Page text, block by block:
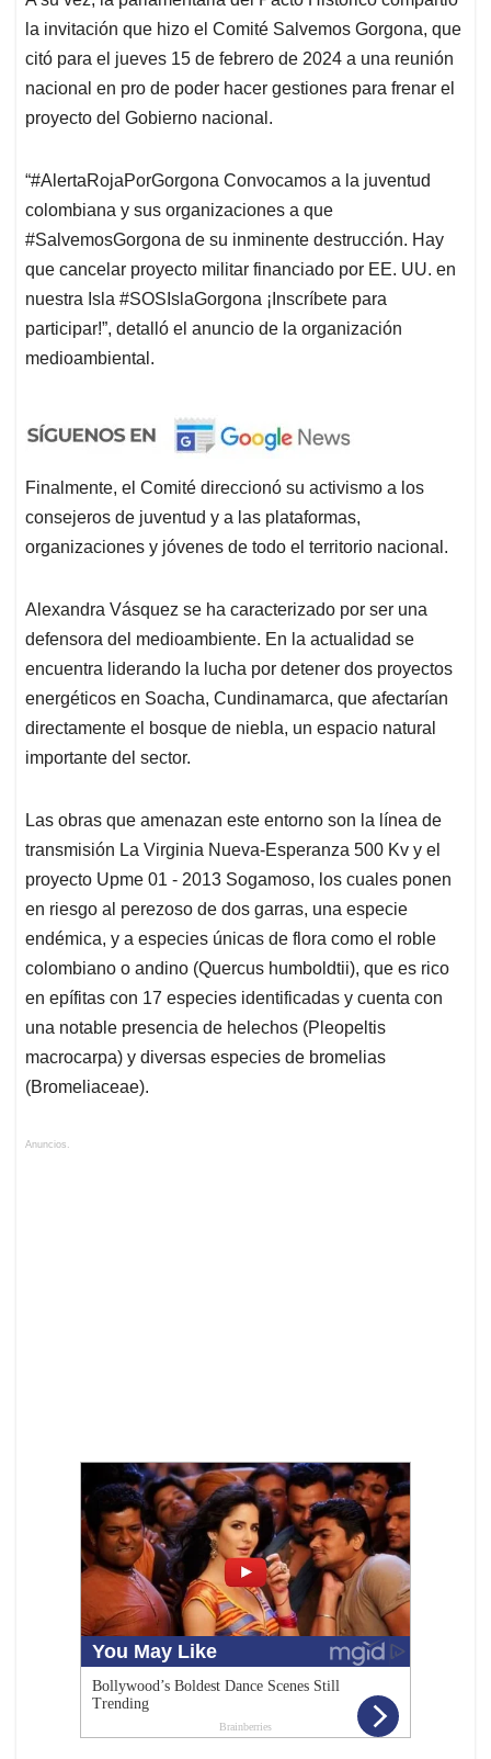
la invitación que hizo el Comité Salvemos Gorgona, que
citó para el jueves 15 de febrero de 2024 a una reunión
nacional en pro de poder hacer gestiones para frenar el
proyecto del Gobierno nacional.
“#AlertaRojaPorGorgona Convocamos a la juventud
colombiana y sus organizaciones a que
#SalvemosGorgona de su inminente destrucción. Hay
que cancelar proyecto militar financiado por EE. UU. en
nuestra Isla #SOSIslaGorgona ¡Inscríbete para
participar!”, detalló el anuncio de la organización
medioambiental.
Finalmente, el Comité direccionó su activismo a los
consejeros de juventud y a las plataformas,
organizaciones y jóvenes de todo el territorio nacional.
Alexandra Vásquez se ha caracterizado por ser una
defensora del medioambiente. En la actualidad se
encuentra liderando la lucha por detener dos proyectos
energéticos en Soacha, Cundinamarca, que afectarían
directamente el bosque de niebla, un espacio natural
importante del sector.
Las obras que amenazan este entorno son la línea de
transmisión La Virginia Nueva-Esperanza 500 Kv y el
proyecto Upme 01 - 2013 Sogamoso, los cuales ponen
en riesgo al perezoso de dos garras, una especie
endémica, y a especies únicas de flora como el roble
colombiano o andino (Quercus humboldtii), que es rico
en epífitas con 17 especies identificadas y cuenta con
una notable presencia de helechos (Pleopeltis
macrocarpa) y diversas especies de bromelias
(Bromeliaceae).
Anuncios.